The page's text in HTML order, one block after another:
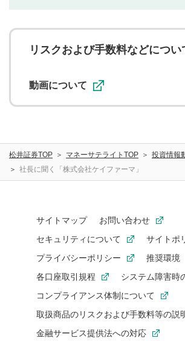
ことを承諾したものとします。また、
に関する著作者人格権を行使しないこと
用者が投稿したコメントは、当社サービ
ることがあります。
リスクおよび手数料などについ
動画について
松井証券TOP マネーサテライトTOP 投資情報
社長に聞く「株式会社ケイファーマ」
サイトマップ
お問い合わせ
セキュリティについて
サイトポ
プライバシーポリシー
推奨環境
各口座取引規程
システム障害時
コンプライアンス体制について
取扱商品のリスクおよび手数料等の説
金融サービス提供法への対応